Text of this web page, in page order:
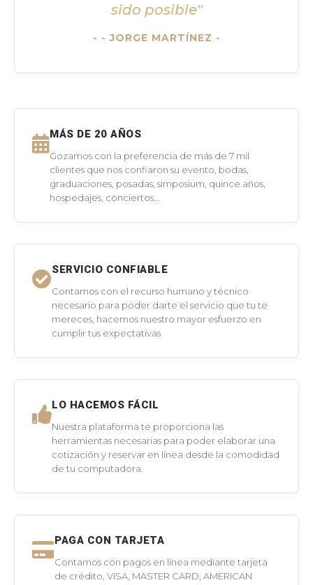
sido posible"
- JORGE MARTÍNEZ -
MÁS DE 20 AÑOS
Gozamos con la preferencia de más de 7 mil
clientes que nos confiaron su evento, bodas,
graduaciones, posadas, simposium, quince años,
hospedajes, conciertos...
SERVICIO CONFIABLE
Contamos con el recurso humano y técnico
necesario para poder darte el servicio que tu te
mereces, hacemos nuestro mayor esfuerzo en
cumplir tus expectativas
LO HACEMOS FÁCIL
Nuestra plataforma te proporciona las
herramientas necesarias para poder elaborar una
cotización y reservar en línea desde la comodidad
de tu computadora.
PAGA CON TARJETA
Contamos con pagos en línea mediante tarjeta
de crédito, VISA, MASTER CARD, AMERICAN